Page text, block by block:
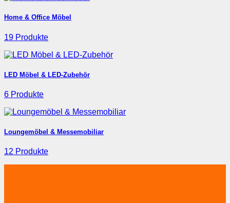
Home & Office Möbel
19 Produkte
LED Möbel & LED-Zubehör
6 Produkte
Loungemöbel & Messemobiliar
12 Produkte